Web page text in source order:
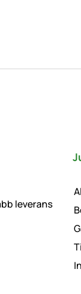
leverans